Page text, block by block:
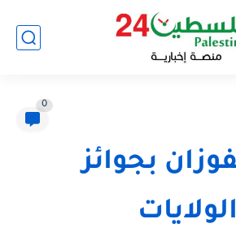
0
بجوائز